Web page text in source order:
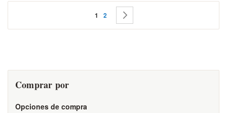
Página
Actualmente estás leyendo página
1 Página
2
Comprar por
Opciones de compra